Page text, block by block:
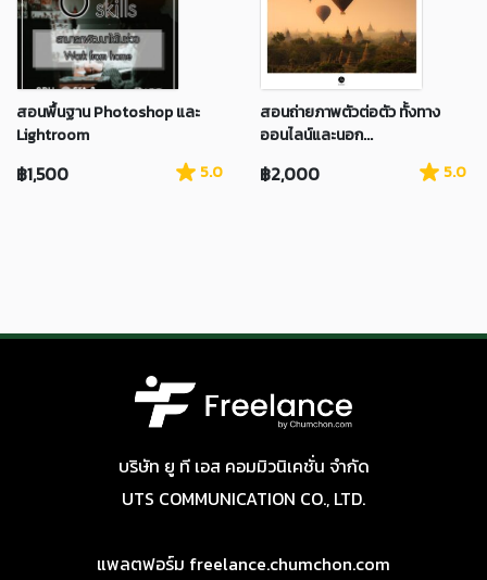
สอนพื้นฐาน Photoshop และ
Lightroom
฿1,500 5.0
สอนถ่ายภาพตัวต่อตัว ทั้งทาง
ออนไลน์และนอก...
฿2,000 5.0
บริษัท ยู ที เอส คอมมิวนิเคชั่น จำกัด
UTS COMMUNICATION CO., LTD.
แพลตฟอร์ม freelance.chumchon.com